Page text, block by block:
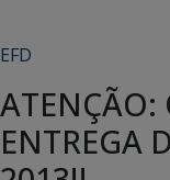
EFD
ATENÇÃO:
ENTREGA